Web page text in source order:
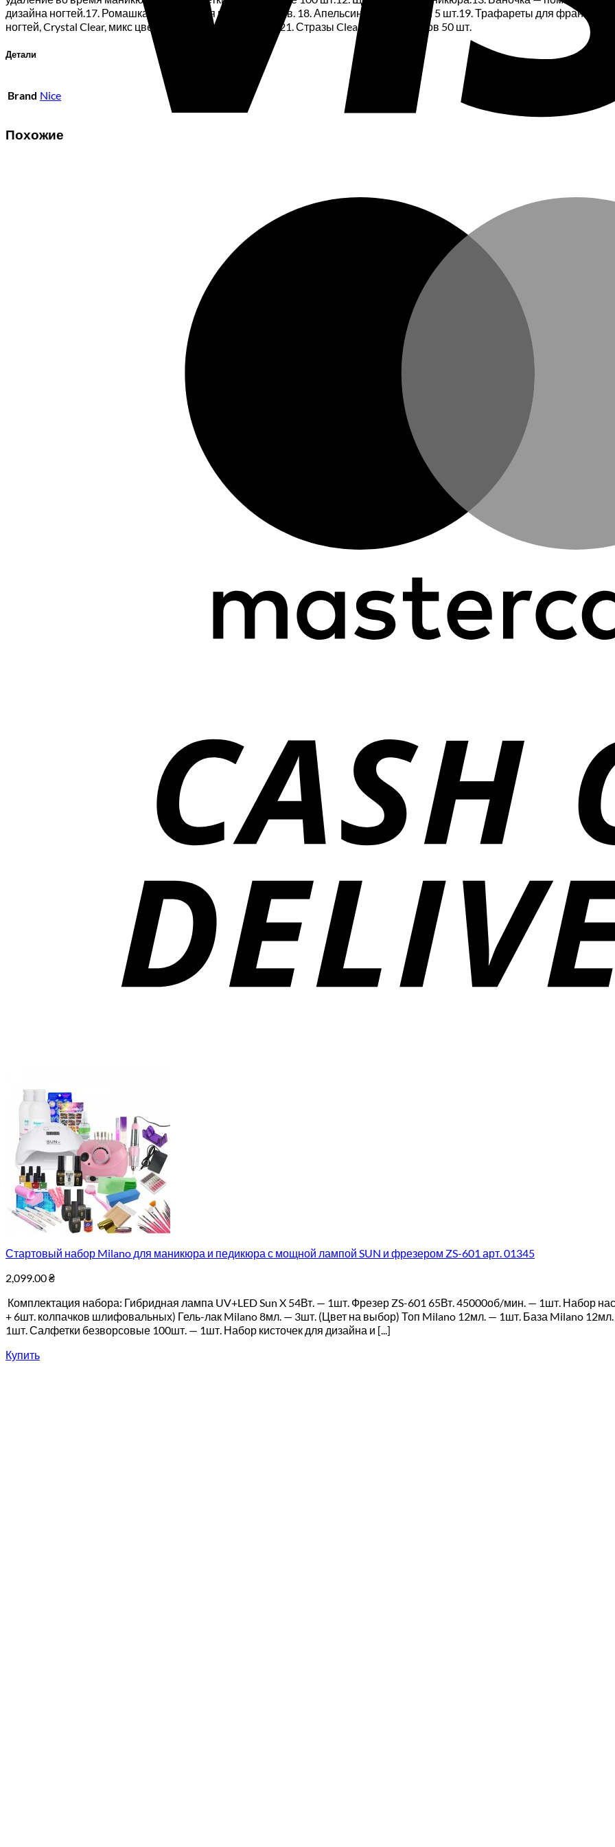
дизайна ногтей.17. Ромашка/дисплей для палитры лаков. 18. Апельсиновые палочки 5 шт.19. Трафареты для
ногтей, Crystal Clear, микс цветов, микс размеров 50 шт21. Стразы Clear микс размеров 50 шт.
Детали
Brand Nice
Похожие
Стартовый набор Milano для маникюра и педикюра с мощной лампой SUN и фрезером ZS-601 арт. 01345
2,099.00₴
Комплектация набора: Гибридная лампа UV+LED Sun X 54Вт. — 1шт. Фрезер ZS-601 65Вт. 45000об/мин. — 1шт. Набор
+ 6шт. колпачков шлифовальных) Гель-лак Milano 8мл. — 3шт. (Цвет на выбор) Топ Milano 12мл. — 1шт. База Milano
1шт. Салфетки безворсовые 100шт. — 1шт. Набор кисточек для дизайна и [...]
Купить